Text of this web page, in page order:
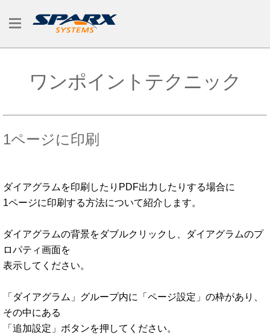
ワンポイントテクニック
1ページに印刷
ダイアグラムを印刷したりPDF出力したりする場合に
1ページに印刷する方法について紹介します。
ダイアグラムの背景をダブルクリックし、ダイアグラムのプ
ロパティ画面を
表示してください。
「ダイアグラム」グループ内に「ページ設定」の枠があり、
その中にある
「追加設定」ボタンを押してください。